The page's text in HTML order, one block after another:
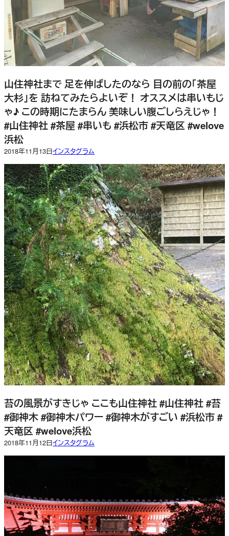
山住神社まで 足を伸ばしたのなら 目の前の「茶屋
大杉」を 訪ねてみたらよいぞ！ オススメは串いもじ
ゃ♪ この時期にたまらん 美味しい腹ごしらえじゃ！
#山住神社 #茶屋 #串いも #浜松市 #天竜区 #welove
浜松
2018年11月13日インスタグラム
苔の風景がすきじゃ ここも山住神社 #山住神社 #苔
#御神木 #御神木パワー #御神木がすごい #浜松市 #
天竜区 #welove浜松
2018年11月12日インスタグラム